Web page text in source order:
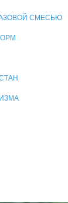
СМЕСЬЮ